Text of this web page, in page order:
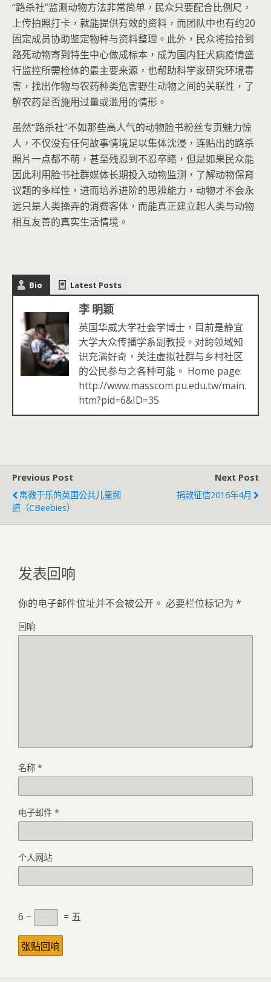
“路杀社”监测动物方法非常简单，民众只要配合比例尺，
上传拍照打卡，就能提供有效的资料，而团队中也有约20
固定成员协助鉴定物种与资料整理。此外，民众将捡拾到
路死动物寄到特生中心做成标本，成为国内狂犬病疫情盛
行监控所需检体的最主要来源，也帮助科学家研究环境毒
害，找出作物与农药种类危害野生动物之间的关联性，了
解农药是否施用过量或滥用的情形。
虽然“路杀社”不如那些高人气的动物脸书粉丝专页魅力惊
人，不仅没有任何故事情境足以集体沈浸，连贴出的路杀
照片一点都不萌，甚至残忍到不忍卒睹，但是如果民众能
因此利用脸书社群媒体长期投入动物监测，了解动物保育
议题的多样性，进而培养进阶的思辨能力，动物才不会永
远只是人类操弄的消费客体，而能真正建立起人类与动物
相互友善的真实生活情境。
Bio Latest Posts
李 明颖
英国华威大学社会学博士，目前是静宜
大学大众传播学系副教授。对跨领域知
识充满好奇，关注虚拟社群与乡村社区
的公民参与之各种可能。 Home page:
http://www.masscom.pu.edu.tw/main.
htm?pid=6&ID=35
Previous Post
寓教于乐的英国公共儿童频
道（CBeebies）
Next Post
捐款征信2016年4月
发表回响
你的电子邮件位址并不会被公开。 必要栏位标记为 *
回响
名称 *
电子邮件 *
个人网站
6 − = 五